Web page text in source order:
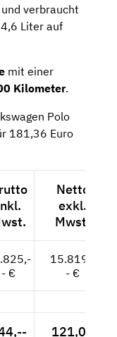
verbraucht
Liter auf
mit einer
Kilometer.
Polo
181,36 Euro
Netto
exkl.
Mwst.
- €
15.819,-
- €
121,01